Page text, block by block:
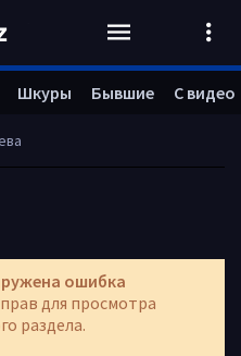
ошибка
для просмотра
раздела.
Шкуры Бывшие С видео